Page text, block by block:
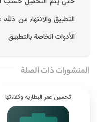
التطبيق والانتهاء من
الأدوات الخاصة بالتطبيق
المنشورات ذات الصلة
تحسين عمر البطارية وكفاءتها